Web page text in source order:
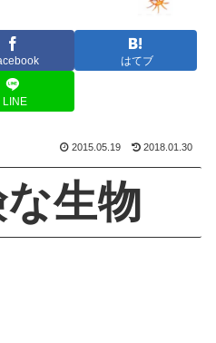
はてブ
LINE
2015.05.19 2018.01.30
生物